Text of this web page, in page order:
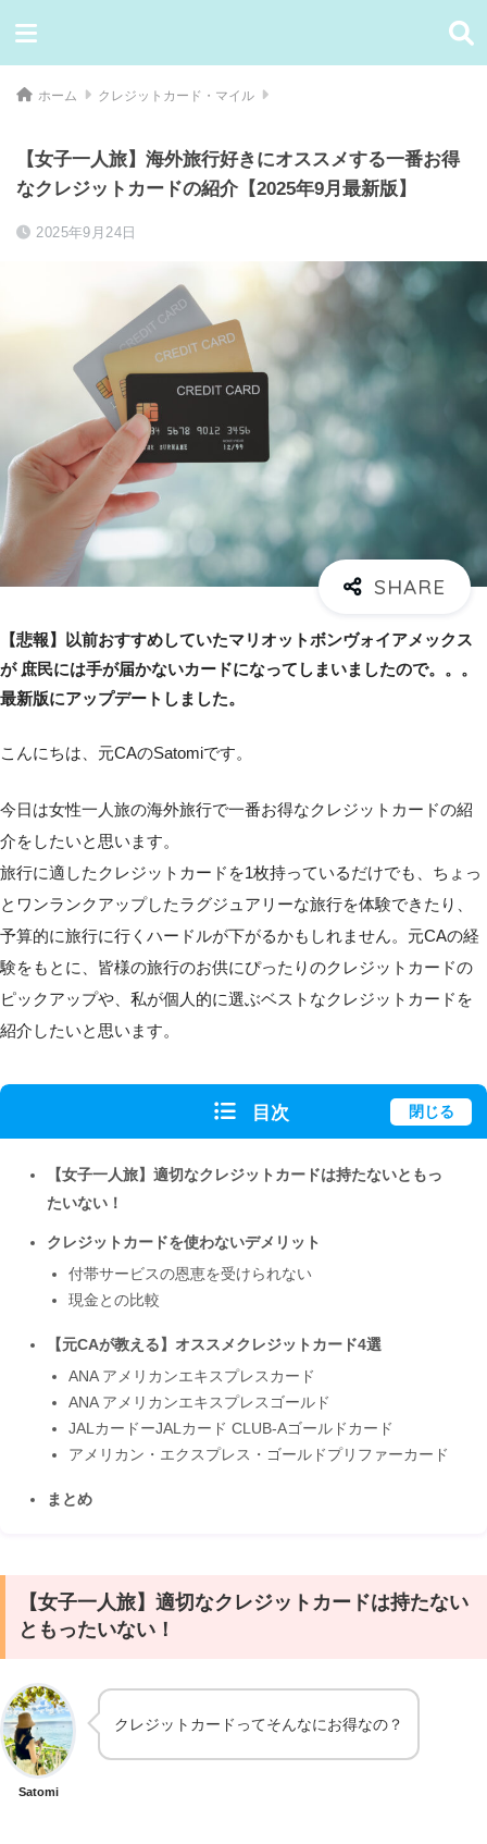
ホーム クレジットカード・マイル
【女子一人旅】海外旅行好きにオススメする一番お得
なクレジットカードの紹介【2025年9月最新版】
2025年9月24日
【悲報】以前おすすめしていたマリオットボンヴォイアメックス
が 庶民には手が届かないカードになってしまいましたので。。。
最新版にアップデートしました。
こんにちは、元CAのSatomiです。
今日は女性一人旅の海外旅行で一番お得なクレジットカードの紹
介をしたいと思います。
旅行に適したクレジットカードを1枚持っているだけでも、ちょっ
とワンランクアップしたラグジュアリーな旅行を体験できたり、
予算的に旅行に行くハードルが下がるかもしれません。元CAの経
験をもとに、皆様の旅行のお供にぴったりのクレジットカードの
ピックアップや、私が個人的に選ぶベストなクレジットカードを
紹介したいと思います。
目次 閉じる
【女子一人旅】適切なクレジットカードは持たないともっ
たいない！
クレジットカードを使わないデメリット
付帯サービスの恩恵を受けられない
現金との比較
【元CAが教える】オススメクレジットカード4選
ANA アメリカンエキスプレスカード
ANA アメリカンエキスプレスゴールド
JALカードーJALカード CLUB-Aゴールドカード
アメリカン・エクスプレス・ゴールドプリファーカード
まとめ
【女子一人旅】適切なクレジットカードは持たない
ともったいない！
Satomi
クレジットカードってそんなにお得なの？